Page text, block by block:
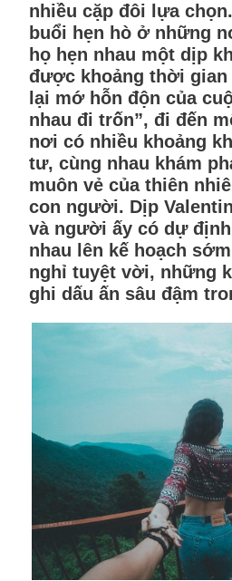
nhiều cặp đôi lựa
buổi hẹn hò ở những
họ hẹn nhau một dịp
được khoảng thời
lại mớ hỗn độn của
nhau đi trốn”, đi đến
nơi có nhiều khoảng
tư, cùng nhau khám
muôn vẻ của thiên
con người. Dịp
và người ấy có dự
nhau lên kế hoạch
nghỉ tuyệt vời, những
ghi dấu ấn sâu đậm